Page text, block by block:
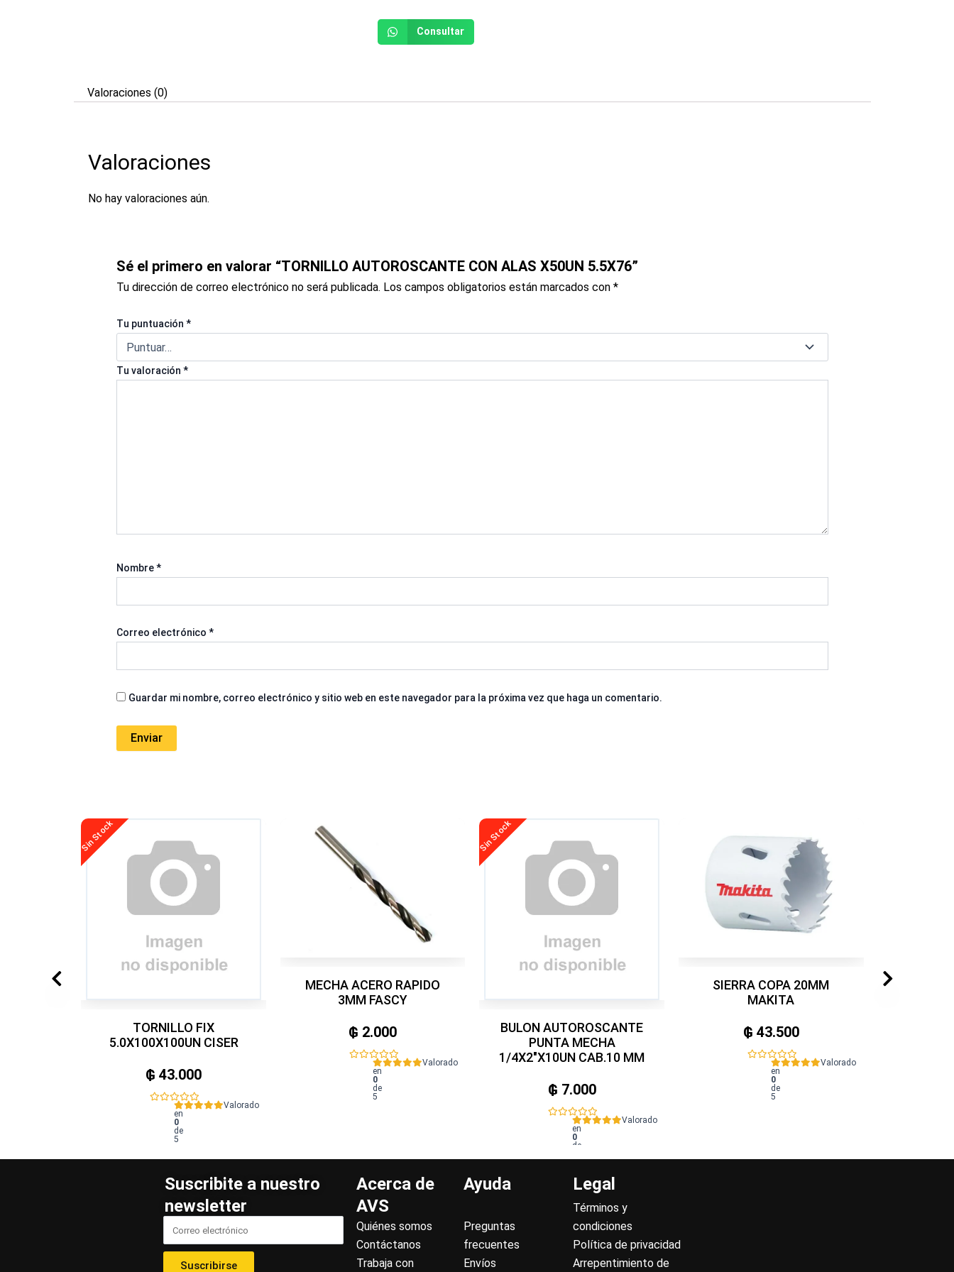
Consultar
Valoraciones (0)
Valoraciones
No hay valoraciones aún.
Sé el primero en valorar “TORNILLO AUTOROSCANTE CON ALAS X50UN 5.5X76”
Tu dirección de correo electrónico no será publicada. Los campos obligatorios están marcados con*
Tu puntuación*
Tu valoración*
Nombre*
Correo electrónico*
Guardar mi nombre, correo electrónico y sitio web en este navegador para la próxima vez que haga un comentario.
Sin Stock
TORNILLO FIX
5.0X100X100UN CISER
₲ 43.000
Valorado
en
0
de
5
MECHA ACERO RAPIDO
3MM FASCY
₲ 2.000
Valorado
en
0
de
5
Sin Stock
BULON AUTOROSCANTE
PUNTA MECHA
1/4X2"X10UN CAB.10 MM
₲ 7.000
Valorado
en
0
de
SIERRA COPA 20MM
MAKITA
₲ 43.500
Valorado
en
0
de
5
Suscribite a nuestro
newsletter
Suscribirse
Acerca de
AVS
Quiénes somos
Contáctanos
Trabaja con
Ayuda
Preguntas
frecuentes
Envíos
Legal
Términos y
condiciones
Política de privacidad
Arrepentimiento de